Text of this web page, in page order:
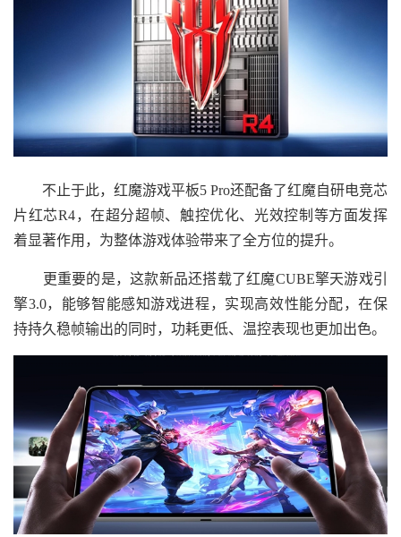
不止于此，红魔游戏平板5 Pro还配备了红魔自研电竞芯
片红芯R4，在超分超帧、触控优化、光效控制等方面发挥
着显著作用，为整体游戏体验带来了全方位的提升。
更重要的是，这款新品还搭载了红魔CUBE擎天游戏引
擎3.0，能够智能感知游戏进程，实现高效性能分配，在保
持持久稳帧输出的同时，功耗更低、温控表现也更加出色。